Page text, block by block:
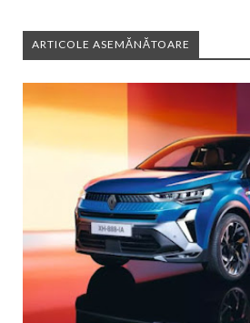
ARTICOLE ASEMĂNĂTOARE